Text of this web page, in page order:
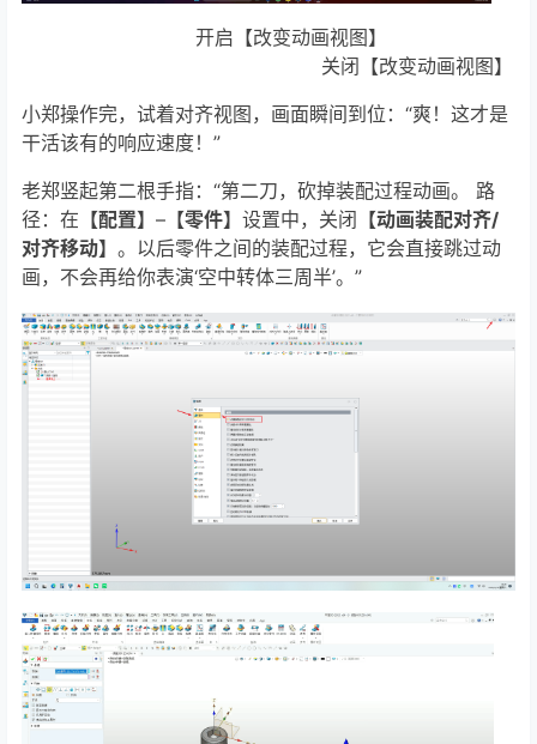
开启【改变动画视图】
关闭【改变动画视图】
干活该有的响应速度！”
径：在【配置】–【零件】设置中，关闭【动画装配对齐/
对齐移动】。以后零件之间的装配过程，它会直接跳过动
画，不会再给你表演‘空中转体三周半’。”